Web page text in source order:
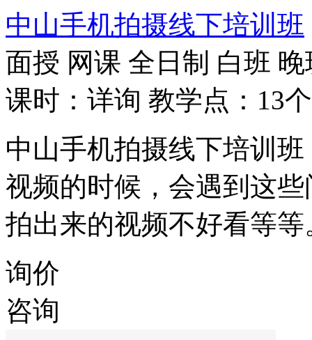
中山手机拍摄线下培训班
面授 网课 全日制 白班 晚
课时：详询 教学点：13个
中山手机拍摄线下培训
视频的时候，会遇到这
拍出来的视频不好看等等
询价
咨询